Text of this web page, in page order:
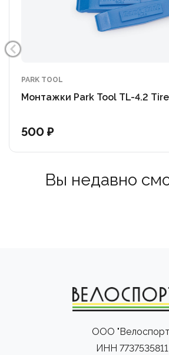
PARK TOOL
Монтажки Park Tool TL-4.2
500 ₽
Вы недавно
ООО
ИНН 7737535811